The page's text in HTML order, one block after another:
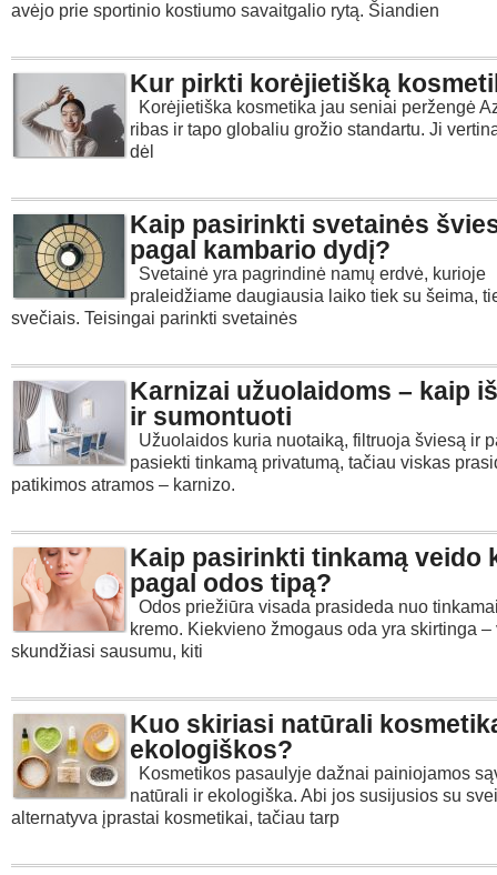
avėjo prie sportinio kostiumo savaitgalio rytą. Šiandien
Kur pirkti korėjietišką
Korėjietiška kosmetika jau seniai peržengė
ribas ir tapo globaliu grožio standartu. Ji
dėl
Kaip pasirinkti svetainės
pagal kambario dydį?
Svetainė yra pagrindinė namų erdvė, kurioje
praleidžiame daugiausia laiko tiek su šeima,
svečiais. Teisingai parinkti svetainės
Karnizai užuolaidoms – kaip
ir sumontuoti
Užuolaidos kuria nuotaiką, filtruoja šviesą ir
pasiekti tinkamą privatumą, tačiau viskas
patikimos atramos – karnizo.
Kaip pasirinkti tinkamą veido
pagal odos tipą?
Odos priežiūra visada prasideda nuo
kremo. Kiekvieno žmogaus oda yra skirtinga –
skundžiasi sausumu, kiti
Kuo skiriasi natūrali
ekologiškos?
Kosmetikos pasaulyje dažnai painiojamos
natūrali ir ekologiška. Abi jos susijusios su
alternatyva įprastai kosmetikai, tačiau tarp